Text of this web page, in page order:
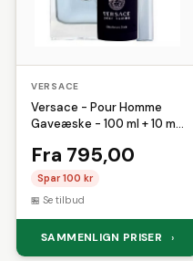
VERSACE
Versace - Pour Homme
Gaveæske - 100 ml + 10 ml
Fra 795,00
Spar 100 kr
Se tilbud
SAMMENLIGN PRISER ›